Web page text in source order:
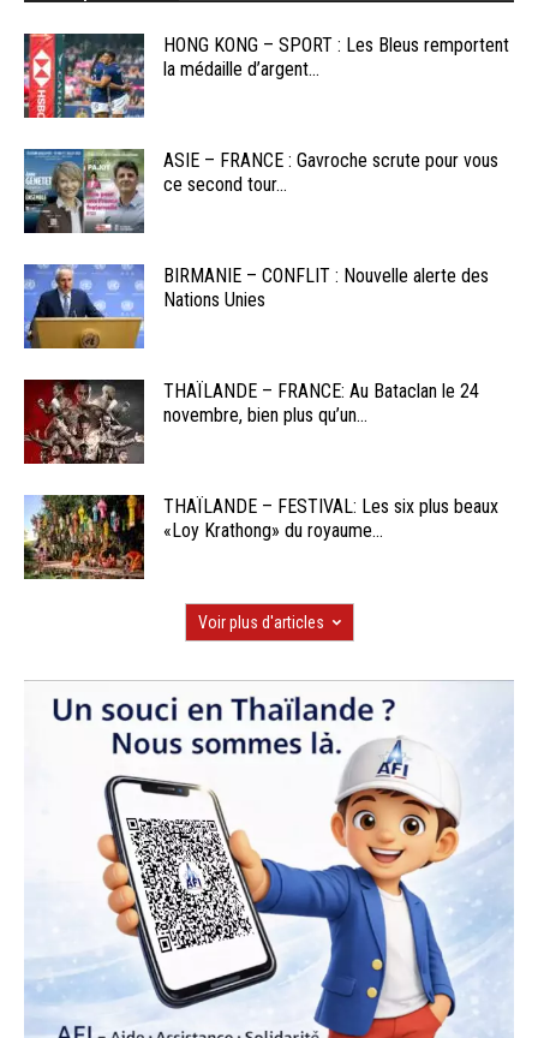
HONG KONG – SPORT : Les Bleus remportent
la médaille d’argent...
ASIE – FRANCE : Gavroche scrute pour vous
ce second tour...
BIRMANIE – CONFLIT : Nouvelle alerte des
Nations Unies
THAÏLANDE – FRANCE: Au Bataclan le 24
novembre, bien plus qu’un...
THAÏLANDE – FESTIVAL: Les six plus beaux
«Loy Krathong» du royaume...
Voir plus d'articles